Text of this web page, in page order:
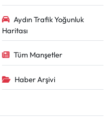
Aydın Trafik Yoğunluk
Haritası
Tüm Manşetler
Haber Arşivi